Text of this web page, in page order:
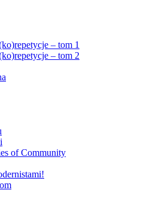
– tom 1
– tom 2
of Community